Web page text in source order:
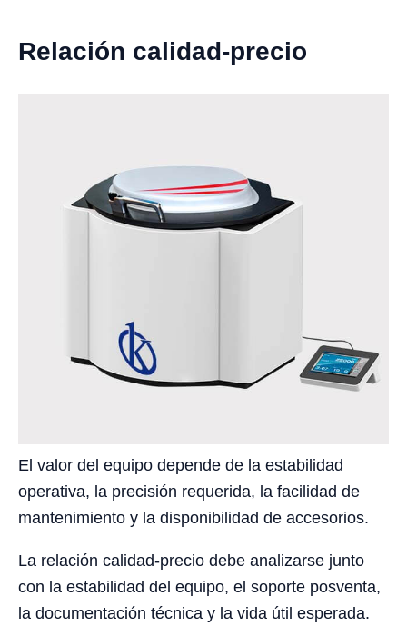
Relación calidad-precio
El valor del equipo depende de la estabilidad
operativa, la precisión requerida, la facilidad de
mantenimiento y la disponibilidad de accesorios.
La relación calidad-precio debe analizarse junto
con la estabilidad del equipo, el soporte posventa,
la documentación técnica y la vida útil esperada.